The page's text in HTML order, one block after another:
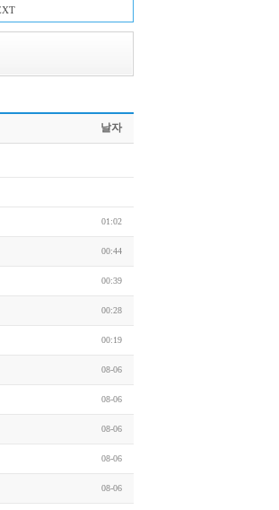
날자
01:02
00:44
00:39
00:28
00:19
08-06
08-06
08-06
08-06
08-06